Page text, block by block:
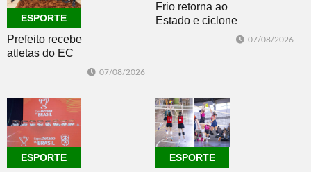
ESPORTE
Prefeito recebe
atletas do EC
Master 65+
07/08/2026
Frio retorna ao
Estado e ciclone
07/08/2026
ESPORTE ESPORTE